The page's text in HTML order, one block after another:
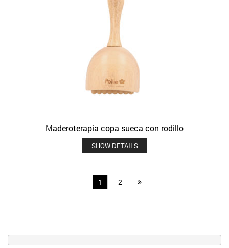
Maderoterapia copa sueca con rodillo
SHOW DETAILS
1 2